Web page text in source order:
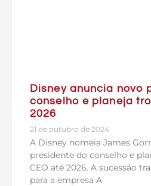
Disney anuncia novo
conselho e planeja
2026
21 de outubro de 2024
A Disney nomeia James
presidente do conselho e
CEO até 2026. A sucessão
para a empresa A